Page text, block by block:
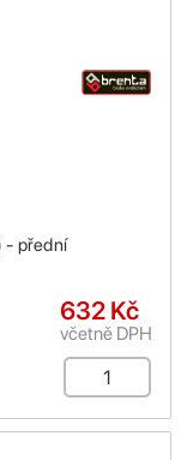
- přední
632 Kč
včetně DPH